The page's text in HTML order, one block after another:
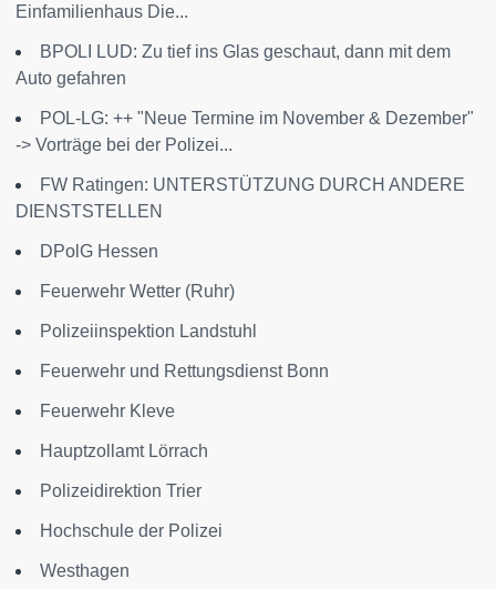
Einfamilienhaus Die...
BPOLI LUD: Zu tief ins Glas geschaut, dann mit dem
Auto gefahren
POL-LG: ++ "Neue Termine im November & Dezember"
-> Vorträge bei der Polizei...
FW Ratingen: UNTERSTÜTZUNG DURCH ANDERE
DIENSTSTELLEN
DPolG Hessen
Feuerwehr Wetter (Ruhr)
Polizeiinspektion Landstuhl
Feuerwehr und Rettungsdienst Bonn
Feuerwehr Kleve
Hauptzollamt Lörrach
Polizeidirektion Trier
Hochschule der Polizei
Westhagen